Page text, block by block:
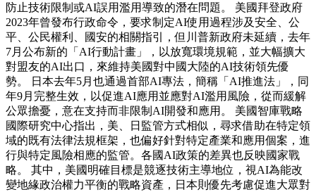
防止技術限制或AI誤用濫用導致的潛在問題。 美國拜登政府
2023年曾發布行政命令，要求制定AI使用過程涉及安全、公
平、公民權利、國安的相關指引，但川普新政府未延續，去年
7月公布新的「AI行動計畫」，以放寬環境規範，並大幅擴大
對盟友的AI出口，來維持美國對中國大陸的AI技術領先優
勢。 日本去年5月也通過首部AI專法，簡稱「AI推進法」，同
年9月完整生效，以促進AI應用並應對AI濫用風險，從而緩解
公眾擔憂，意在支持而非限制AI開發和應用。 美國智庫戰略
國際研究中心指出，美、日監管方式相似，尋求借助在特定領
域的既有法律法規框架，也偏好針對特定產業和應用個案，進
行與特定風險相應的監管。各國AI政策的差異也反映國家戰
略。 其中，美國明確目標是競逐技術主導地位，視AI為能改
變地緣政治權力平衡的戰略資產，日本則優先考慮促進大眾對